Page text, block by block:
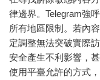
律邊界。Telegram強
所有地區限制。若內
定調整無法突破實際
安全產生不利影響，
使用平臺允許的方式